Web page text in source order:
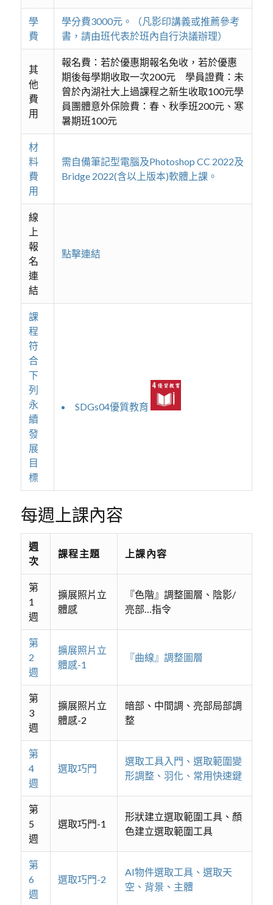
學
費
學分費3000元。（凡影印講義或推薦參考
書，請由班代表於班內自行決議辦理）
其
他
費
用
報名費：若於優惠期報名免收，若於優惠
期後每學期收取一次200元 學員證費：未
曾於內湖社大上過課程之新生收取100元學
員團體意外保險費：春、秋季班200元、寒
暑期班100元
材
料
費
用
需自備筆記型電腦及Photoshop CC 2022及
Bridge 2022(含以上版本)軟體上課。
線
上
報
名
連
結
點擊連結
課
程
符
合
下
列
永
續
發
展
目
標
SDGs04優質教育
每週上課內容
週
次
課程主題 上課內容
第
1
週
擴展照片立
體感
『色階』調整圖層、陰影/
亮部…指令
第
2
週
擴展照片立
體感-1
『曲線』調整圖層
第
3
週
擴展照片立
體感-2
暗部、中間調、亮部局部調
整
第
4
週
選取巧門
選取工具入門、選取範圍變
形調整、羽化、常用快速鍵
第
5
週
選取巧門-1
形狀建立選取範圍工具、顏
色建立選取範圍工具
第
6
週
選取巧門-2
AI物件選取工具、選取天
空、背景、主體